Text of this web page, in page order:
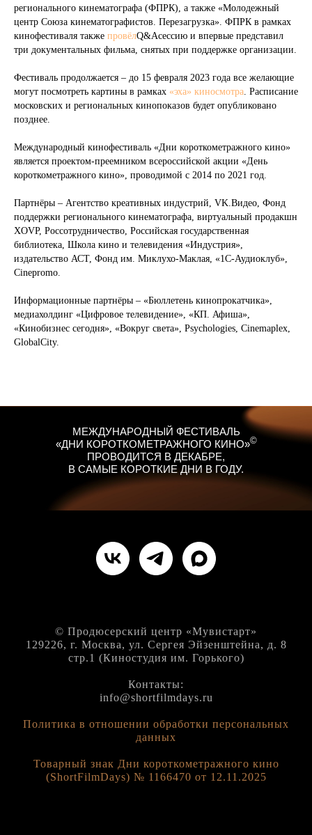
регионального кинематографа (ФПРК), а также «Молодежный
центр Союза кинематографистов. Перезагрузка». ФПРК в рамках
кинофестиваля также провёлQ&Aсессию и впервые представил
три документальных фильма, снятых при поддержке организации.
Фестиваль продолжается – до 15 февраля 2023 года все желающие
могут посмотреть картины в рамках «эха» киносмотра. Расписание
московских и региональных кинопоказов будет опубликовано
позднее.
Международный кинофестиваль «Дни короткометражного кино»
является проектом-преемником всероссийской акции «День
короткометражного кино», проводимой с 2014 по 2021 год.
Партнёры – Агентство креативных индустрий, VK.Видео, Фонд
поддержки регионального кинематографа, виртуальный продакшн
XОVP, Россотрудничество, Российская государственная
библиотека, Школа кино и телевидения «Индустрия»,
издательство АСТ, Фонд им. Миклухо-Маклая, «1С-Аудиоклуб»,
Cinepromo.
Информационные партнёры – «Бюллетень кинопрокатчика»,
медиахолдинг «Цифровое телевидение», «КП. Афиша»,
«Кинобизнес сегодня», «Вокруг света», Psychologies, Cinemaplex,
GlobalCity.
МЕЖДУНАРОДНЫЙ ФЕСТИВАЛЬ
«ДНИ КОРОТКОМЕТРАЖНОГО КИНО»©
ПРОВОДИТСЯ В ДЕКАБРЕ,
В САМЫЕ КОРОТКИЕ ДНИ В ГОДУ.
© Продюсерский центр «Мувистарт»
129226, г. Москва, ул. Сергея Эйзенштейна, д. 8
стр.1 (Киностудия им. Горького)
Контакты:
info@shortfilmdays.ru
Политика в отношении обработки персональных
данных
Товарный знак Дни короткометражного кино
(ShortFilmDays) № 1166470 от 12.11.2025